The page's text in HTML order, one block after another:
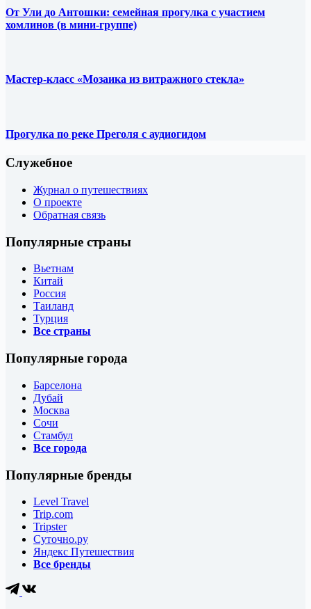
От Ули до Антошки: семейная прогулка с участием
хомлинов (в мини-группе)
Мастер-класс «Мозаика из витражного стекла»
Прогулка по реке Преголя с аудиогидом
Служебное
Журнал о путешествиях
О проекте
Обратная связь
Популярные страны
Вьетнам
Китай
Россия
Таиланд
Турция
Все страны
Популярные города
Барселона
Дубай
Москва
Сочи
Стамбул
Все города
Популярные бренды
Level Travel
Trip.com
Tripster
Суточно.ру
Яндекс Путешествия
Все бренды